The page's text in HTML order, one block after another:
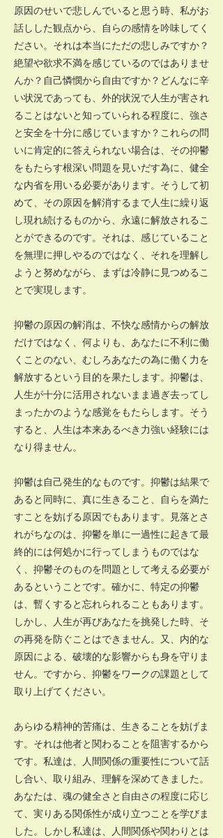
原因のせいで悲しんでいると思う時、私がお
話しした観点から、自らの感情を吟味してく
ださい。それは本当にただの悲しみですか？
絶望や欲求不満を感じているのではありませ
んか？自己憐憫から自由ですか？どんなに辛
い状況であっても、外的状況で人生が害され
ることはないと知っていられる程度に、強さ
と安全を十分に感じていますか？これらの問
いに肯定的に答えられない場合は、その抑鬱
をもたらす根深い問題を見いだす為に、健全
な内省を用いる必要があります。そうして初
めて、その原因を解消するまで人生に繰り返
し現れ続けるものから、永遠に解放されるこ
とができるのです。それは、感じていること
を無理に押しやるのではなく、それを理解し
ようと努めながら、まずは冷静に見つめるこ
とで実現します。
抑鬱の原因の解消は、不快な感情からの解放
だけではなく、何よりも、あなたに不利に働
くことのない、むしろあなたの為に働く力を
解放するという目的を果たします。抑鬱は、
人生が十分に活用されないまま過ぎ去ってし
まったかのような感覚をもたらします。そう
すると、人生は本来あるべき力強い経験には
なり得ません。
抑鬱は自己発生的なものです。抑鬱は結果で
あると同時に、真に生きること、自らを満た
すことを妨げる原因でもあります。見落とさ
れがちなのは、抑鬱を単に一過性に起きて最
終的には何処かに行ってしまうものではな
く、抑鬱そのものを問題として考える必要が
あるということです。確かに、特定の抑鬱
は、暫くすると忘れられることもあります。
しかし、人生が再びあなたを挑発した時、そ
の再発を防ぐことはできません。又、内的な
原因による、破壊的な影響からも身を守りま
せん。ですから、抑鬱をワークの課題として
取り上げてください。
あらゆる精神的苦痛は、生きることを妨げま
す。それは他者と関わることを阻害するから
です。私達は、人間関係の重要性について話
し合い、取り組み、理解を深めてきました。
あなたは、魂の健全さと自由さの程度に応じ
て、実りある関係性が成り立つことを学びま
した。しかし私達は、人間関係や関わりとは